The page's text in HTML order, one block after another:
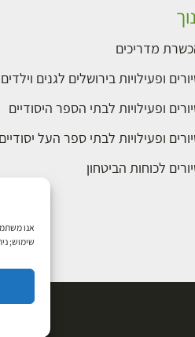
שימוש;
מדריכים
ופעילויות בירושלים לגנים וילדים
ופעילויות לבתי הספר היסודיים
ופעילויות לבתי ספר העל יסודיים
לכוחות הביטחון